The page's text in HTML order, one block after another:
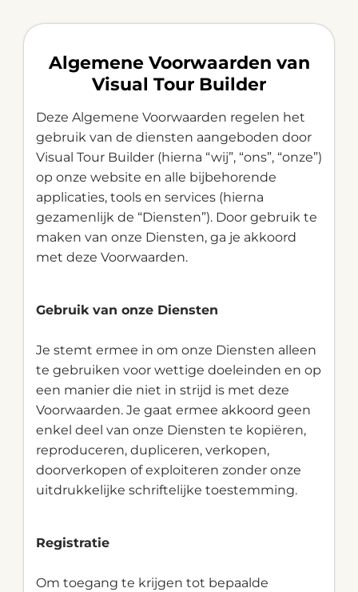
Algemene Voorwaarden van
Visual Tour Builder
Deze Algemene Voorwaarden regelen het
gebruik van de diensten aangeboden door
Visual Tour Builder (hierna “wij”, “ons”, “onze”)
op onze website en alle bijbehorende
applicaties, tools en services (hierna
gezamenlijk de “Diensten”). Door gebruik te
maken van onze Diensten, ga je akkoord
met deze Voorwaarden.
Gebruik van onze Diensten
Je stemt ermee in om onze Diensten alleen
te gebruiken voor wettige doeleinden en op
een manier die niet in strijd is met deze
Voorwaarden. Je gaat ermee akkoord geen
enkel deel van onze Diensten te kopiëren,
reproduceren, dupliceren, verkopen,
doorverkopen of exploiteren zonder onze
uitdrukkelijke schriftelijke toestemming.
Registratie
Om toegang te krijgen tot bepaalde